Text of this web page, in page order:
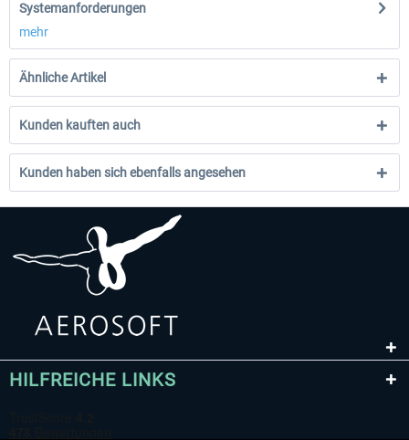
Systemanforderungen
mehr
Ähnliche Artikel
Kunden kauften auch
Kunden haben sich ebenfalls angesehen
HILFREICHE LINKS